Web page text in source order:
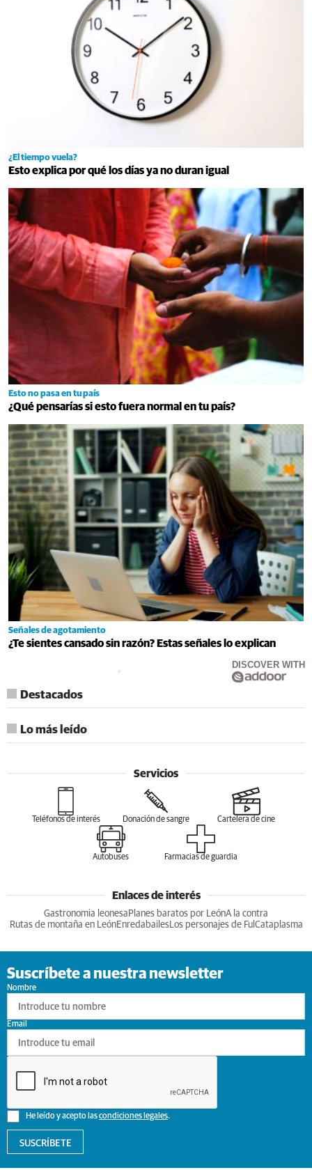
¿El tiempo vuela?
Esto explica por qué los días ya no duran igual
Esto no pasa en tu país
¿Qué pensarías si esto fuera normal en tu país?
Señales de agotamiento
¿Te sientes cansado sin razón? Estas señales lo explican
DISCOVER WITH
Destacados
Lo más leído
Servicios
Teléfonos de interés Donación de sangre Cartelera de cine
Autobuses Farmacias de guardia
Enlaces de interés
Gastronomia leonesa Planes baratos por LeónA la contra
Rutas de montaña en LeónEnredabailesLos personajes de Ful Cataplasma
Suscríbete a nuestra newsletter
Nombre
He leído y acepto lascondiciones legales.
Email
SUSCRÍBETE